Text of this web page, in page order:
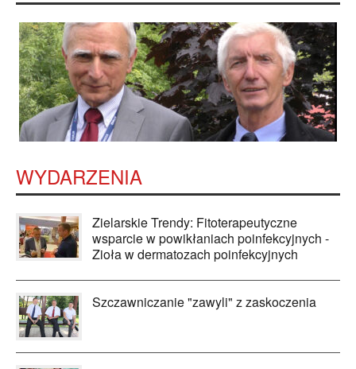
WYDARZENIA
Zielarskie Trendy: Fitoterapeutyczne
wsparcie w powikłaniach poinfekcyjnych -
Zioła w dermatozach poinfekcyjnych
Szczawniczanie "zawyli" z zaskoczenia